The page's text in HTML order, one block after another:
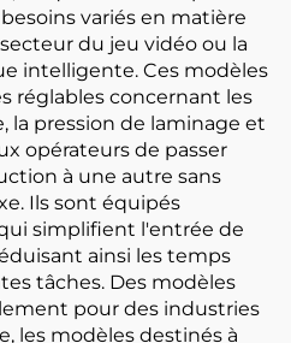
variés en matière
du jeu vidéo ou la
intelligente. Ces modèles
réglables concernant les
la pression de laminage et
opérateurs de passer
à une autre sans
Ils sont équipés
simplifient l'entrée de
ainsi les temps
tâches. Des modèles
pour des industries
les modèles destinés à